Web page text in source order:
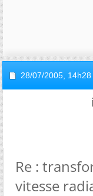
28/07/2005, 14h28
Re :
vitesse